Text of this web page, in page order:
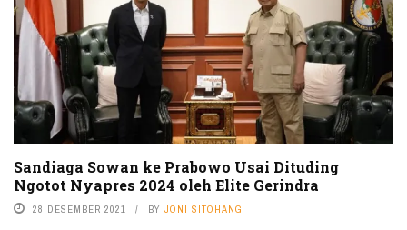
Sandiaga Sowan ke Prabowo Usai Dituding
Ngotot Nyapres 2024 oleh Elite Gerindra
28 DESEMBER 2021 BY JONI SITOHANG